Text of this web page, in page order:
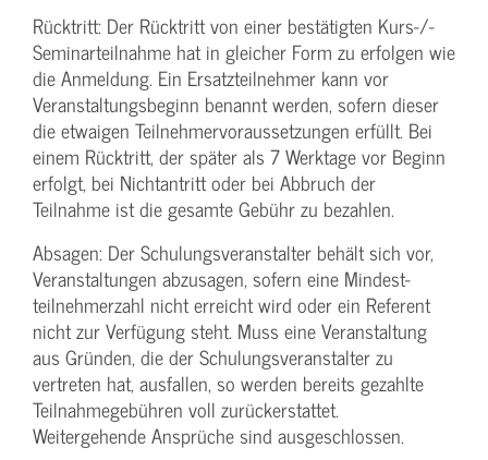
Rücktritt: Der Rücktritt von einer bestätigten Kurs-/­
Seminarteilnahme hat in gleicher Form zu erfolgen wie
die Anmeldung. Ein Ersatzteilnehmer kann vor
Veranstaltungs­beginn benannt werden, sofern dieser
die etwaigen Teilnehmer­voraussetzungen erfüllt. Bei
einem Rücktritt, der später als 7 Werktage vor Beginn
erfolgt, bei Nichtantritt oder bei Abbruch der
Teilnahme ist die gesamte Gebühr zu bezahlen.
Absagen: Der Schulungs­veranstalter behält sich vor,
Veranstaltungen abzusagen, sofern eine Mindest­
teilnehmerzahl nicht erreicht wird oder ein Referent
nicht zur Verfügung steht. Muss eine Veranstaltung
aus Gründen, die der Schulungs­veranstalter zu
vertreten hat, ausfallen, so werden bereits gezahlte
Teilnahme­gebühren voll zurückerstattet.
Weitergehende Ansprüche sind ausgeschlossen.